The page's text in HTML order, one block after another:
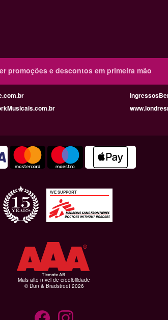
promoções e descontos em primeira mão
WE SUPPORT
Mais alto nível de credibilidade
© Dun & Bradstreet 2026